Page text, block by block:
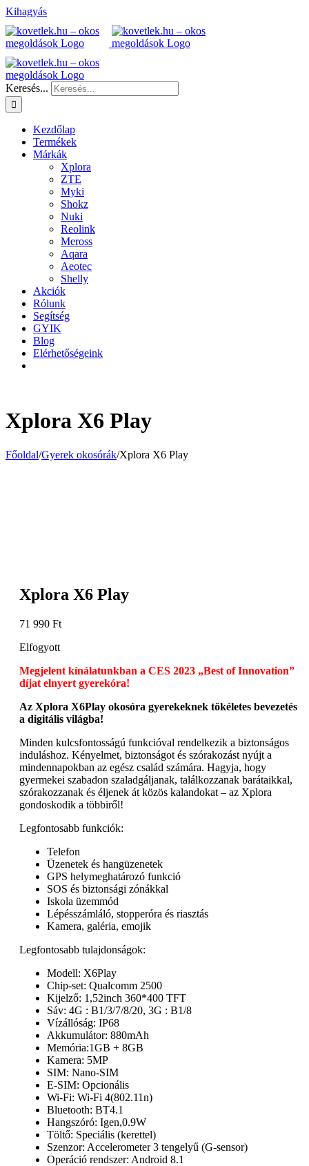
Kihagyás
Keresés...
Kezdőlap
Termékek
Márkák
Xplora
ZTE
Myki
Shokz
Nuki
Reolink
Meross
Aqara
Aeotec
Shelly
Akciók
Rólunk
Segítség
GYIK
Blog
Elérhetőségeink
Xplora X6 Play
Főoldal/Gyerek okosórák/Xplora X6 Play
Xplora X6 Play
71 990 Ft
Elfogyott
Megjelent kínálatunkban a CES 2023 „Best of Innovation”
díjat elnyert gyerekóra!
Az Xplora X6Play okosóra gyerekeknek tökéletes bevezetés
a digitális világba!
Minden kulcsfontosságú funkcióval rendelkezik a biztonságos
induláshoz. Kényelmet, biztonságot és szórakozást nyújt a
mindennapokban az egész család számára. Hagyja, hogy
gyermekei szabadon szaladgáljanak, találkozzanak barátaikkal,
szórakozzanak és éljenek át közös kalandokat – az Xplora
gondoskodik a többiről!
Legfontosabb funkciók:
Telefon
Üzenetek és hangüzenetek
GPS helymeghatározó funkció
SOS és biztonsági zónákkal
Iskola üzemmód
Lépésszámláló, stopperóra és riasztás
Kamera, galéria, emojik
Legfontosabb tulajdonságok:
Modell: X6Play
Chip-set: Qualcomm 2500
Kijelző: 1,52inch 360*400 TFT
Sáv: 4G : B1/3/7/8/20, 3G : B1/8
Vízállóság: IP68
Akkumulátor: 880mAh
Memória:1GB + 8GB
Kamera: 5MP
SIM: Nano-SIM
E-SIM: Opcionális
Wi-Fi: Wi-Fi 4(802.11n)
Bluetooth: BT4.1
Hangszóró: Igen,0.9W
Töltő: Speciális (kerettel)
Szenzor: Accelerometer 3 tengelyű (G-sensor)
Operáció rendszer: Android 8.1